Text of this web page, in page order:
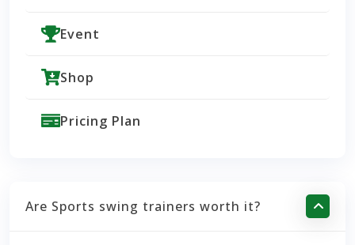
Event
Shop
Pricing Plan
Are Sports swing trainers worth it?